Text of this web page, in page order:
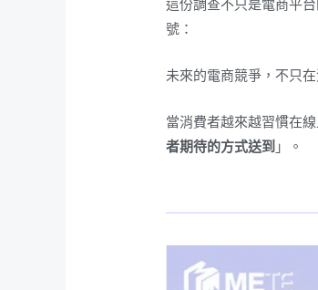
這份調查不只是電商平
號：
未來的電商競爭，不只
當消費者越來越習慣在
者期待的方式送到 」。